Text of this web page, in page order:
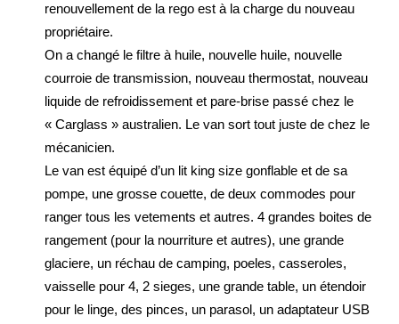
renouvellement de la rego est à la charge du nouveau
propriétaire.
On a changé le filtre à huile, nouvelle huile, nouvelle
courroie de transmission, nouveau thermostat, nouveau
liquide de refroidissement et pare-brise passé chez le
« Carglass » australien. Le van sort tout juste de chez le
mécanicien.
Le van est équipé d’un lit king size gonflable et de sa
pompe, une grosse couette, de deux commodes pour
ranger tous les vetements et autres. 4 grandes boites de
rangement (pour la nourriture et autres), une grande
glaciere, un réchau de camping, poeles, casseroles,
vaisselle pour 4, 2 sieges, une grande table, un étendoir
pour le linge, des pinces, un parasol, un adaptateur USB